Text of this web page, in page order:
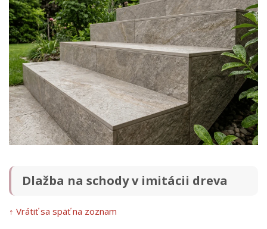
Dlažba na schody v imitácii dreva
↑ Vrátiť sa späť na zoznam